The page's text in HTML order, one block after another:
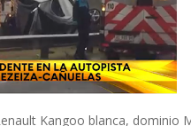
Kangoo blanca, dominio